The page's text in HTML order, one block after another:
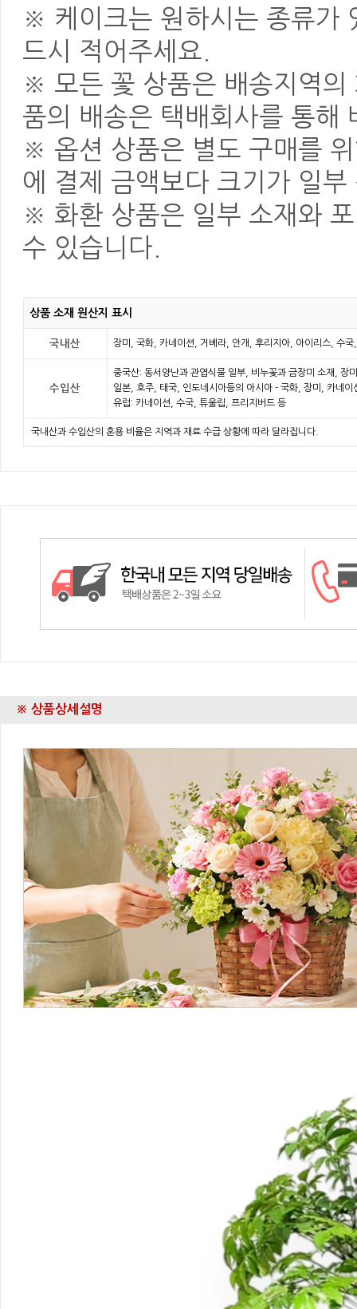
※ 케이크는 원하시는 종류가
드시 적어주세요.
※ 모든 꽃 상품은 배송지역의
품의 배송은 택배회사를 통해
※ 옵션 상품은 별도 구매를
에 결제 금액보다 크기가 일
※ 화환 상품은 일부 소재와
수 있습니다.
상품 소재 원산지 표시
국내산 장미, 국화, 카네이션, 거베라, 안개, 후리지아, 아이리스, 수
수입산
중국산: 동서양난과 관엽식물 일부, 비누꽃과 금장미 소재, 장
일본, 호주, 태국, 인도네시아등의 아시아 - 국화, 장미, 카네
유럽: 카네이션, 수국, 튜울립, 프리지버드 등
국내산과 수입산의 혼용 비율은 지역과 재료 수급 상황에 따라 달라집니다.
※ 상품상세설명